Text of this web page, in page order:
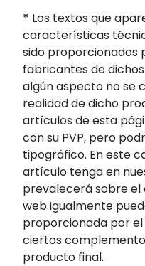
* Los textos que
características
sido proporcionados
fabricantes de
algún aspecto no se
realidad de dicho
artículos de esta
con su PVP, pero
tipográfico. En este
artículo tenga en
prevalecerá sobre el
web.Igualmente
proporcionada por
ciertos
producto final.